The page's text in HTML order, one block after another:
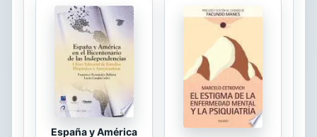
inseparables, leen y juegan todo el
tiempo y también han comenzado a
dibujar un cómic. Todo va muy bien,
hasta que Sam conoce a Sammi...
una niña real, como él. Mario está
muy triste, pues sabe que pronto
desaparecerá......
España y América